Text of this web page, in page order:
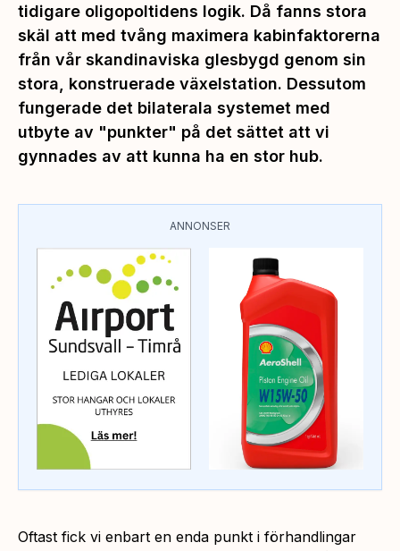
tidigare oligopoltidens logik. Då fanns stora
skäl att med tvång maximera kabinfaktorerna
från vår skandinaviska glesbygd genom sin
stora, konstruerade växelstation. Dessutom
fungerade det bilaterala systemet med
utbyte av "punkter" på det sättet att vi
gynnades av att kunna ha en stor hub.
ANNONSER
Oftast fick vi enbart en enda punkt i förhandlingar